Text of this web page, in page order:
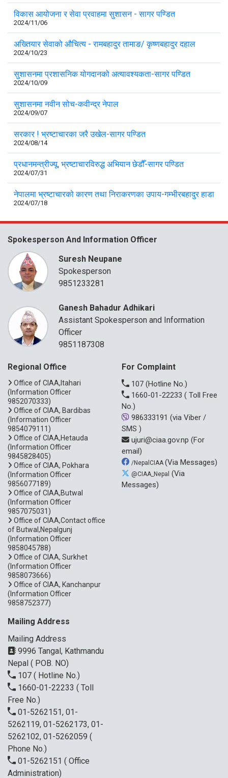
विकास आयोजना र सेवा प्रवाहमा सुशासन - सागर पण्डित
2024/11/06
अख्तियार सेवाको औचित्य - रामबहादुर तामाङ/ कृष्णबहादुर दहाल
2024/10/23
सुशासनमा प्रशासनिक योगदानको अत्यावश्यकता-सागर पण्डित
2024/10/09
सुशासनमा नवीन सोच-कवीन्द्र नेपाल
2024/09/07
सरकार ! भ्रष्टाचारका जरै उखेल-सागर पण्डित
2024/08/14
प्रधानमन्त्रीज्यू, भ्रष्टाचारविरुद्ध अभियान छेडौँ-सागर पण्डित
2024/07/31
नेपालमा भ्रष्टाचारको कारण तथा निराकरणका उपाय-गम्भीरबहादुर हाडा
2024/07/18
Spokesperson And Information Officer
Suresh Neupane
Spokesperson
9851233281
Ganesh Bahadur Adhikari
Assistant Spokesperson and Information
Officer
9851187308
Regional Office
Office of CIAA,Itahari
(Information Officer
9852070333)
Office of CIAA, Bardibas
(Information Officer
9854079111)
Office of CIAA,Hetauda
(Information Officer
9845828405)
Office of CIAA, Pokhara
(Information Officer
9856077189)
Office of CIAA,Butwal
(Information Officer
9857075031)
Office of CIAA,Contact office
of Butwal,Nepalgunj
(Information Officer
9858045788)
Office of CIAA, Surkhet
(Information Officer
9858073666)
Office of CIAA, Kanchanpur
(Information Officer
9858752377)
For Complaint
107 (Hotline No.)
1660-01-22233 ( Toll Free
No.)
986333191 (via Viber /
SMS )
ujuri@ciaa.gov.np (For
email)
/NepalCIAA (Via Messages)
@CIAA_Nepal (Via
Messages)
Mailing Address
Mailing Address
9996 Tangal, Kathmandu
Nepal ( POB. NO)
107 ( Hotline No.)
1660-01-22233 ( Toll
Free No.)
01-5262151, 01-
5262119, 01-5262173, 01-
5262102, 01-5262059 (
Phone No.)
01-5262151 ( Office
Administration)